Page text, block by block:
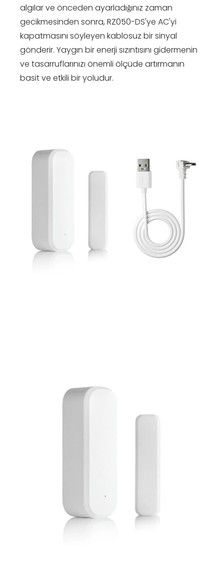
algılar ve önceden ayarladığınız zaman
gecikmesinden sonra, RZ050-DS'ye AC'yi
kapatmasını söyleyen kablosuz bir sinyal
gönderir. Yaygın bir enerji sızıntısını gidermenin
ve tasarruflarınızı önemli ölçüde artırmanın
basit ve etkili bir yoludur.